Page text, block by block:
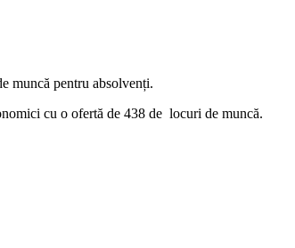
muncă pentru absolvenți.
cu o ofertă de 438 de locuri de muncă.